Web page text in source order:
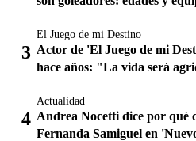
El Juego de mi Destino
Actor de 'El Juego de mi
hace años: "La vida será
Actualidad
Andrea Nocetti dice por qué
Fernanda Samiguel en